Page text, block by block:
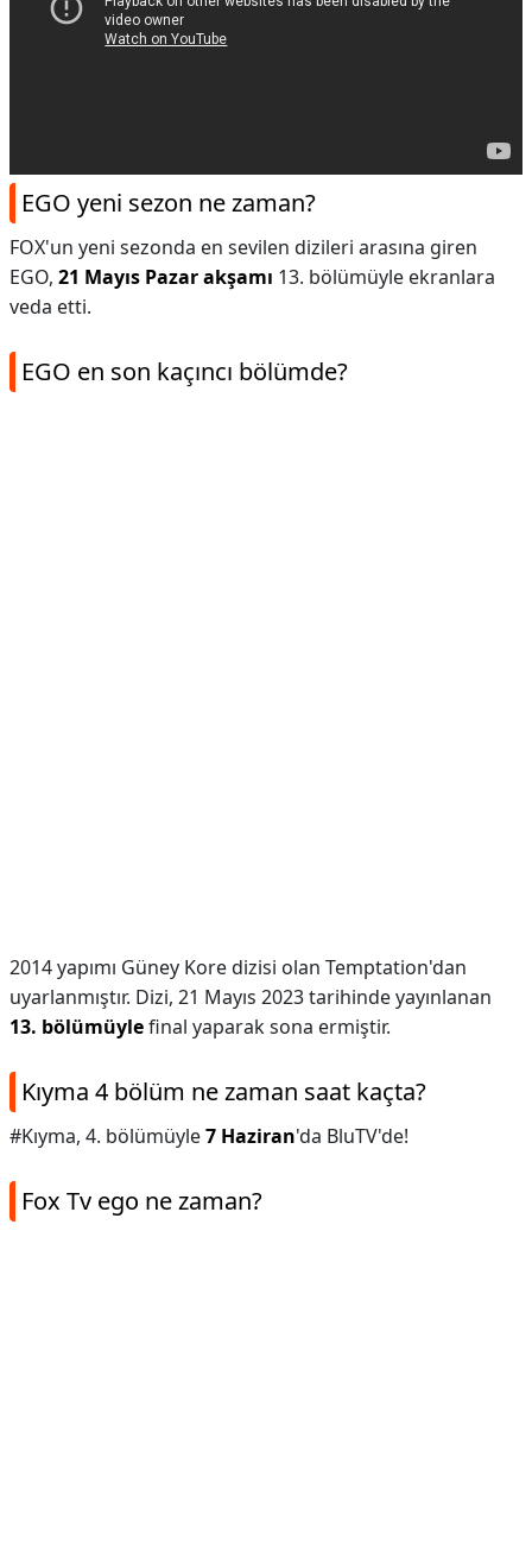
EGO yeni sezon ne zaman?
FOX'un yeni sezonda en sevilen dizileri arasına giren
EGO, 21 Mayıs Pazar akşamı 13. bölümüyle ekranlara
veda etti.
EGO en son kaçıncı bölümde?
2014 yapımı Güney Kore dizisi olan Temptation'dan
uyarlanmıştır. Dizi, 21 Mayıs 2023 tarihinde yayınlanan
13. bölümüylefinal yaparak sona ermiştir.
Kıyma 4 bölüm ne zaman saat kaçta?
#Kıyma, 4. bölümüyle7 Haziran'da BluTV'de!
Fox Tv ego ne zaman?